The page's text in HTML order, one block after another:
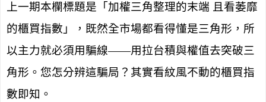
上一期本欄標題是「加權三角整理的末端 且看萎靡
的櫃買指數」，既然全市場都看得懂是三角形，所
以主力就必須用騙線——用拉台積與權值去突破三
角形。您怎分辨這騙局？其實看紋風不動的櫃買指
數即知。